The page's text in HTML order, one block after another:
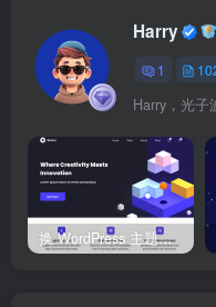
Harry
1
换 WordPress 主题前先看这份清单：Kadence、Blocksy Pro 与 WoodMart 的实操配置教程